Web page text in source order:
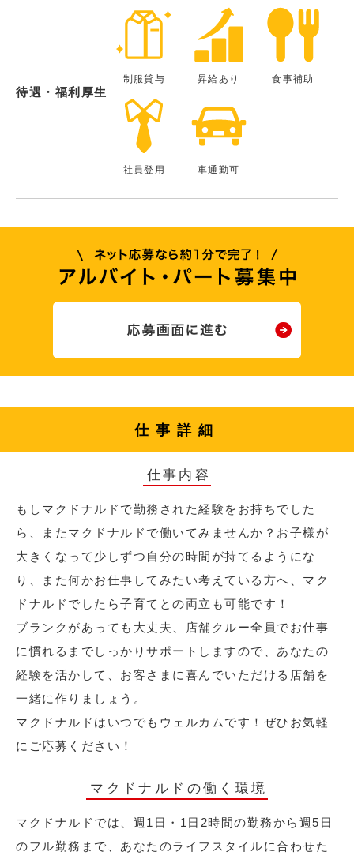
待遇・福利厚生
制服貸与 昇給あり 食事補助
社員登用 車通勤可
仕事詳細
仕事内容
もしマクドナルドで勤務された経験をお持ちでした
ら、またマクドナルドで働いてみませんか？お子様が
大きくなって少しずつ自分の時間が持てるようにな
り、また何かお仕事してみたい考えている方へ、マク
ドナルドでしたら子育てとの両立も可能です！
ブランクがあっても大丈夫、店舗クルー全員でお仕事
に慣れるまでしっかりサポートしますので、あなたの
経験を活かして、お客さまに喜んでいただける店舗を
一緒に作りましょう。
マクドナルドはいつでもウェルカムです！ぜひお気軽
にご応募ください！
マクドナルドの働く環境
マクドナルドでは、週1日・1日2時間の勤務から週5日
のフル勤務まで、あなたのライフスタイルに合わせた